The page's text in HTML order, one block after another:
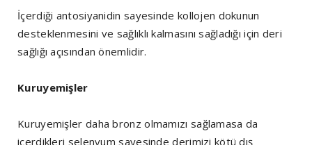
İçerdiği antosiyanidin sayesinde kollojen dokunun
desteklenmesini ve sağlıklı kalmasını sağladığı için deri
sağlığı açısından önemlidir.
Kuruyemişler
Kuruyemişler daha bronz olmamızı sağlamasa da
içerdikleri selenyum sayesinde derimizi kötü dış